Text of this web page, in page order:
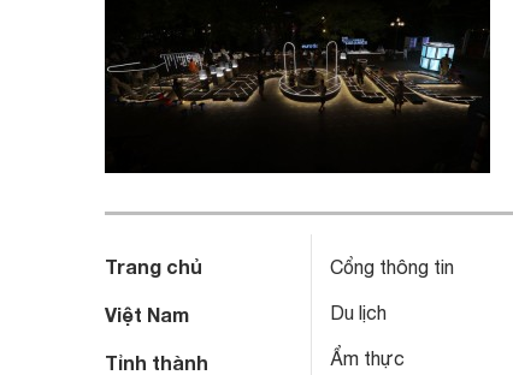
Trang chủ
Việt Nam
Tỉnh thành
Cổng thông tin
Du lịch
Ẩm thực